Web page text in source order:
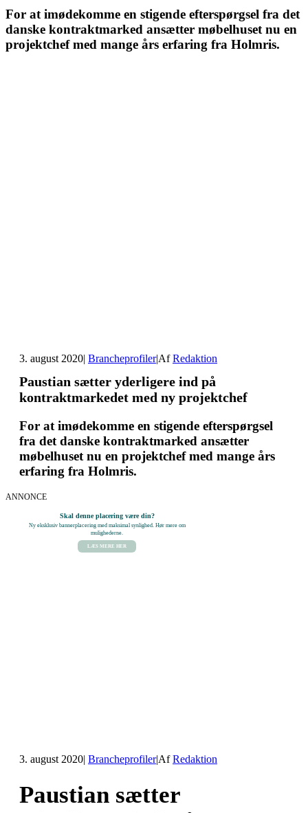
For at imødekomme en stigende efterspørgsel fra det
danske kontraktmarked ansætter møbelhuset nu en
projektchef med mange års erfaring fra Holmris.
3. august 2020| Brancheprofiler|AfRedaktion
Paustian sætter yderligere ind på
kontraktmarkedet med ny projektchef
For at imødekomme en stigende efterspørgsel
fra det danske kontraktmarked ansætter
møbelhuset nu en projektchef med mange års
erfaring fra Holmris.
ANNONCE
Skal denne placering være din?
Ny eksklusiv bannerplacering med maksimal synlighed. Hør mere om
mulighederne.
LÆS MERE HER
3. august 2020| Brancheprofiler|AfRedaktion
Paustian sætter